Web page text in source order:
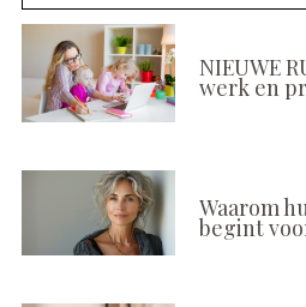
NIEUWE
werk en
Waarom
begint